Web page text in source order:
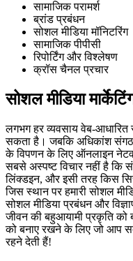
सामाजिक परामर्श
ब्रांड प्रबंधन
सोशल मीडिया मॉनिटरिंग
सामाजिक पीपीसी
रिपोर्टिंग और विश्लेषण
क्रॉस चैनल प्रचार
सोशल मीडिया
लगभग हर व्यवसाय वेब-आधारित
सकता है। जबकि अधिकांश
के विपणन के लिए ऑनलाइन
सबसे अस्पष्ट विचार नहीं है कि
लिंक्डइन, और इसी तरह किस
जिस स्थान पर हमारी सोशल
सोशल मीडिया प्रबंधन और
जीवन की बहुआयामी प्रकृति
को बनाए रखने के लिए जो आप
रहने देती हैं!